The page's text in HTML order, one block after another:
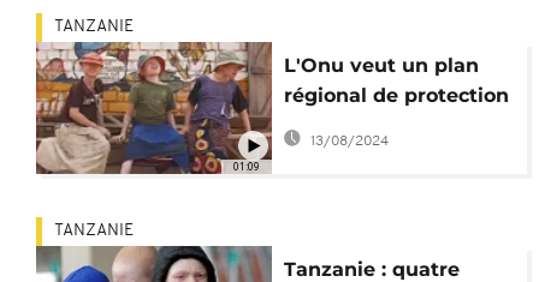
01:09
TANZANIE
L'Onu veut un plan
régional de protection
des albinos
13/08/2024
TANZANIE
Tanzanie : quatre